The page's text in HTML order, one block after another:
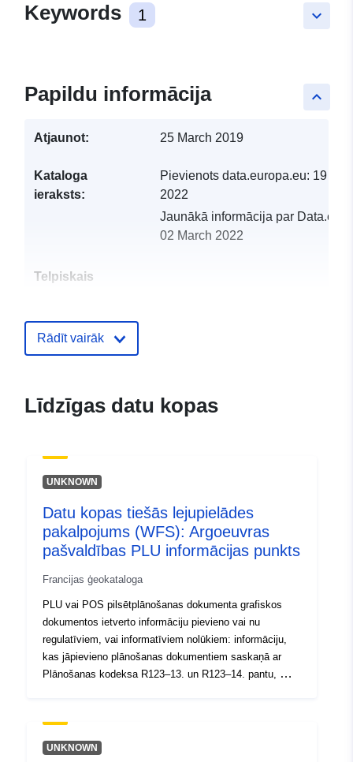
keyboard_arrow_down
Keywords 1
keyboard_arrow_up
Papildu informācija
Atjaunot: 25 March 2019
Kataloga
ieraksts:
Pievienots data.europa.eu: 19
2022
Jaunākā informācija par
02 March 2022
Telpiskais
Identifikatori:
e2571ea23fe4
Tips:
Avoti:
http://inspire.ec.europa.eu/
codelist/SpatialDataServiceType/
Rādīt vairāk
Līdzīgas datu kopas
UNKNOWN
Datu kopas tiešās lejupielādes
pakalpojums (WFS): Argoeuvras
pašvaldības PLU informācijas punkts
Francijas ģeokataloga
PLU vai POS pilsētplānošanas dokumenta grafiskos
dokumentos ietverto informāciju pievieno vai nu
regulatīviem, vai informatīviem nolūkiem: informāciju,
kas jāpievieno plānošanas dokumentiem saskaņā ar
Plānošanas kodeksa R123–13. un R123–14. pantu, —
UNKNOWN